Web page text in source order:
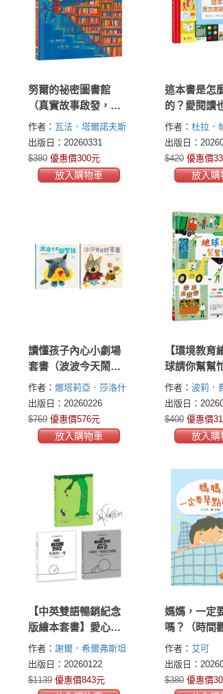
努爾的祕密圖書館
（真實故事啟發，見
證戰火下的勇氣與希
望）
作者： 瓦法．塔爾諾夫斯
卡
出版日：20260331
$380 優惠價300元
放入購物車
這本書是怎
的？愛閱讀
球，讓書的
久（符合
費與生產、
動）
作者： 杜拉．
(Rodoula
出版日：
$420 優惠價
放入購
讀懂孩子內心小劇場
套書（波波今天鬧彆
扭＋沙沙覺得好害
羞：SEL社會情緒學
習，理解與陪伴，讓
孩子走出莫名情緒低
潮，獲得探索世界勇
作者： 娜塔莉亞．莎洛什
維利(Natalia Shaloshvili)
出版日：20260226
$769 優惠價576元
放入購物車
【環境教育
球請你幫幫
璃、紙類、
餘……回收物
之旅（符合
SDGs永續
地球小公民
作者： 波莉．
Faber)
出版日：
$400 優惠價
放入購
【中英雙語暢銷紀念
版繪本套書】愛心樹
+失落的一角+失落的
一角遇見大圓滿（珍
藏繪本大師謝爾．希
爾弗斯坦最動人的經
作者： 謝爾．希爾弗斯坦
(Shel Silverstein)
出版日：20260122
$1139 優惠價843元
媽媽，一定
嗎？（時間
習慣+親子關
作者： 艾可
出版日：
$380 優惠價